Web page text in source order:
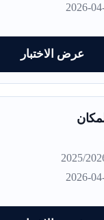
عرض الاختبار